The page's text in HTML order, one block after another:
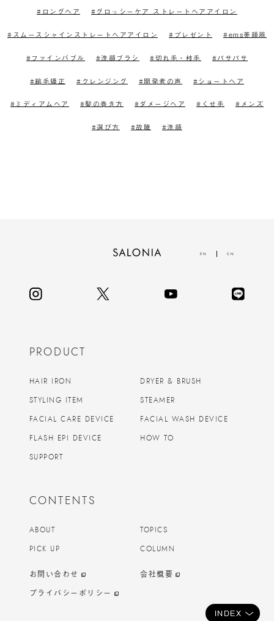
ロングヘア グロッシーケア ストレートヘアアイロン
スムースシャインストレートヘアアイロン プレゼント ems美顔器
ファインバブル 洗顔ブラシ 切れ毛・枝毛 パサパサ
縮毛矯正 クレンジング 開発者の声 ショートヘア
ミディアムヘア 髪の巻き方 ダメージヘア くせ毛 メンズ
選び方 故障 洗顔
EN CN
PRODUCT
HAIR IRON DRYER & BRUSH
STYLING ITEM STEAMER
FACIAL CARE DEVICE FACIAL WASH DEVICE
FLASH EPI DEVICE
SUPPORT
HOW TO
CONTENTS
ABOUT TOPICS
PICK UP COLUMN
会社概要
お問い合わせ
プライバシーポリシー
INDEX